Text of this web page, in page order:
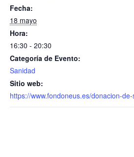
Fecha:
18 mayo
Hora:
16:30 - 20:30
Categoría de Evento:
Sanidad
Sitio web:
https://www.fondoneus.es/donacion-